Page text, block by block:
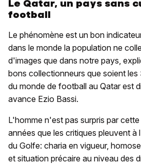
Le Qatar, un pays sans
football
Le phénomène est un bon
dans le monde la population ne
d'images que dans notre pays,
bons collectionneurs que soient les
du monde de football au Qatar est
avance Ezio Bassi.
L'homme n'est pas surpris par
années que les critiques pleuvent
du Golfe: charia en vigueur,
et situation précaire au niveau des